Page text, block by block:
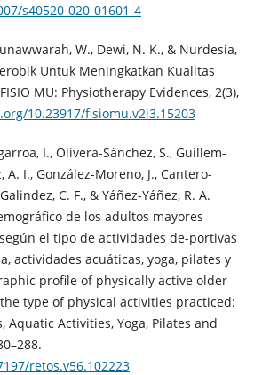
s40520-020-01601-4
W., Dewi, N. K., & Nurdesia,
Untuk Meningkatkan Kualitas
MU: Physiotherapy Evidences, 2(3),
10.23917/fisiomu.v2i3.15203
I., Olivera-Sánchez, S., Guillem-
A. I., González-Moreno, J., Cantero-
C. F., & Yáñez-Yáñez, R. A.
de los adultos mayores
el tipo de actividades de-portivas
actividades acuáticas, yoga, pilates y
profile of physically active older
type of physical activities practiced:
Aquatic Activities, Yoga, Pilates and
retos.v56.102223